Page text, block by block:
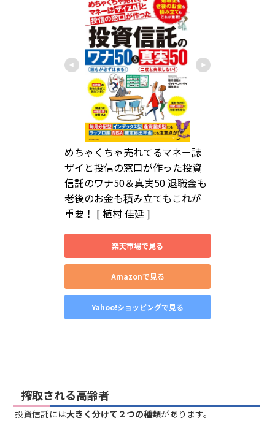
めちゃくちゃ売れてるマネー誌
ザイと投信の窓口が作った投資
信託のワナ50＆真実50 退職金も
老後のお金も積み立てもこれが
重要！ [ 植村 佳延 ]
楽天市場で見る
Amazonで見る
Yahoo!ショッピングで見る
搾取される高齢者
投資信託には大きく分けて２つの種類があります。